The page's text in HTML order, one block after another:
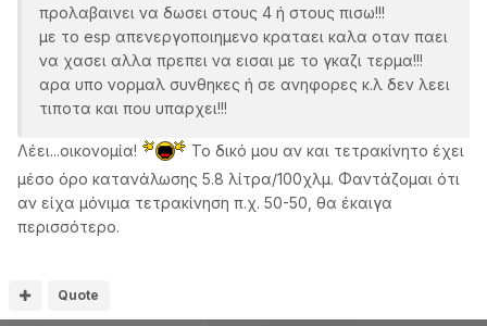
προλαβαινει να δωσει στους 4 ή στους πισω!!!
με το esp απενεργοποιημενο κραταει καλα οταν παει
να χασει αλλα πρεπει να εισαι με το γκαζι τερμα!!!
αρα υπο νορμαλ συνθηκες ή σε ανηφορες κ.λ δεν λεει
τιποτα και που υπαρχει!!!
Λέει...οικονομία!
Το δικό μου αν και τετρακίνητο έχει
μέσο όρο κατανάλωσης 5.8 λίτρα/100χλμ. Φαντάζομαι ότι
αν είχα μόνιμα τετρακίνηση π.χ. 50-50, θα έκαιγα
περισσότερο.
Quote